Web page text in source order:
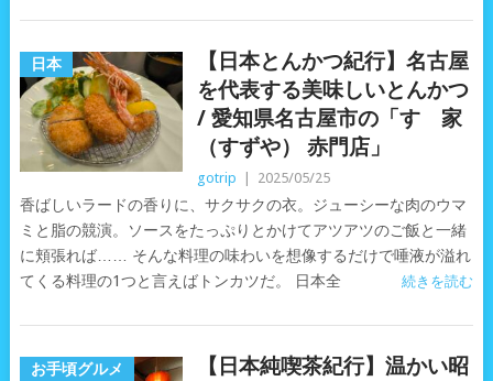
日本
【日本とんかつ紀行】名古屋
を代表する美味しいとんかつ
/ 愛知県名古屋市の「すゞ家
（すずや） 赤門店」
gotrip 2025/05/25
香ばしいラードの香りに、サクサクの衣。ジューシーな肉のウマ
ミと脂の競演。ソースをたっぷりとかけてアツアツのご飯と一緒
に頬張れば…… そんな料理の味わいを想像するだけで唾液が溢れ
てくる料理の1つと言えばトンカツだ。 日本全
続きを読む
お手頃グルメ
【日本純喫茶紀行】温かい昭